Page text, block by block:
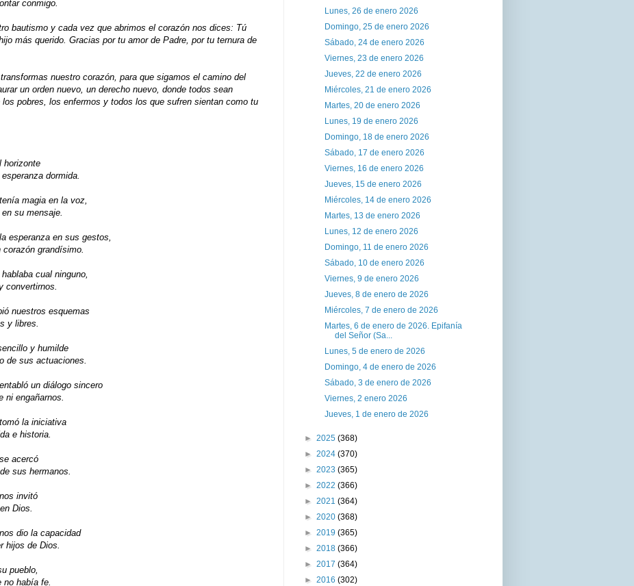
conmigo.
bautismo y cada vez que abrimos el corazón nos dices: Tú
más querido. Gracias por tu amor de Padre, por tu ternura de
nuestro corazón, para que sigamos el camino del
un orden nuevo, un derecho nuevo, donde todos sean
pobres, los enfermos y todos los que sufren sientan como tu
horizonte
dormida.
magia en la voz,
su mensaje.
esperanza en sus gestos,
grandísimo.
cual ninguno,
convertirnos.
nuestros esquemas
y libres.
y humilde
de sus actuaciones.
un diálogo sincero
ni engañarnos.
la iniciativa
e historia.
acercó
sus hermanos.
invitó
Dios.
dio la capacidad
hijos de Dios.
pueblo,
no había fe.
Lunes, 26 de enero 2026
Domingo, 25 de enero 2026
Sábado, 24 de enero 2026
Viernes, 23 de enero 2026
Jueves, 22 de enero 2026
Miércoles, 21 de enero 2026
Martes, 20 de enero 2026
Lunes, 19 de enero 2026
Domingo, 18 de enero 2026
Sábado, 17 de enero 2026
Viernes, 16 de enero 2026
Jueves, 15 de enero 2026
Miércoles, 14 de enero 2026
Martes, 13 de enero 2026
Lunes, 12 de enero 2026
Domingo, 11 de enero 2026
Sábado, 10 de enero 2026
Viernes, 9 de enero 2026
Jueves, 8 de enero de 2026
Miércoles, 7 de enero de 2026
Martes, 6 de enero de 2026. Epifanía
del Señor (Sa...
Lunes, 5 de enero de 2026
Domingo, 4 de enero de 2026
Sábado, 3 de enero de 2026
Viernes, 2 enero 2026
Jueves, 1 de enero de 2026
► 2025 (368)
► 2024 (370)
► 2023 (365)
► 2022 (366)
► 2021 (364)
► 2020 (368)
► 2019 (365)
► 2018 (366)
► 2017 (364)
► 2016 (302)